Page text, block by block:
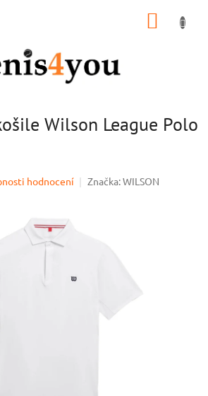
Wilson League Polo
hodnocení Značka:WILSON